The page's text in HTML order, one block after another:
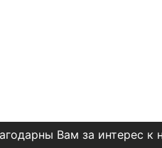
Вам за интерес